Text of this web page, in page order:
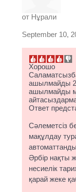
от Нұрали
September 10,
Хорошо
ашылмайды 2
ашылмайды
Ответ
Сәлеметсіз
мақұлдау
Әрбір нақты
несиелік
қарай жеке